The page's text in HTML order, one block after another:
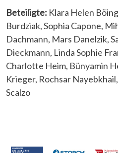
Beteiligte: Klara Helen
Burdziak, Sophia Capone,
Dachmann, Mars Danelzik,
Dieckmann, Linda Sophie
Charlotte Heim, Bünyamin
Krieger, Rochsar
Scalzo